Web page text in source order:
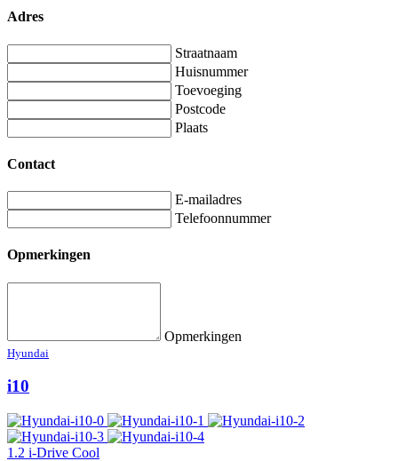
Adres
Straatnaam
Huisnummer
Toevoeging
Postcode
Plaats
Contact
E-mailadres
Telefoonnummer
Opmerkingen
Opmerkingen
Hyundai
i10
1.2 i-Drive Cool